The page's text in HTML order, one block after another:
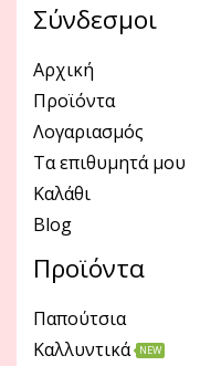
Σύνδεσμοι
Αρχική
Προϊόντα
Λογαριασμός
Τα επιθυμητά μου
Καλάθι
Blog
Προϊόντα
Παπούτσια
Καλλυντικά
NEW